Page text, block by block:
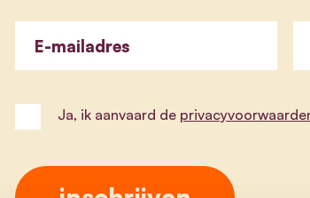
E-mailadres
Ja, ik aanvaard de